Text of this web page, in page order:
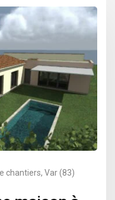
chantiers, Var (83)